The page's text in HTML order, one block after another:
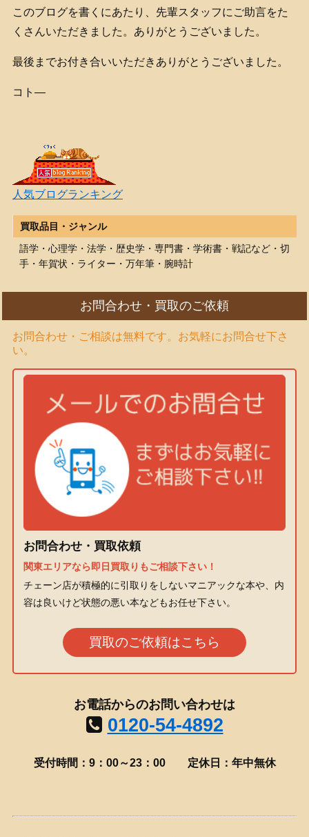
このブログを書くにあたり、先輩スタッフにご助言をた
くさんいただきました。ありがとうございました。
最後までお付き合いいただきありがとうございました。
コト―
人気ブログランキング
買取品目・ジャンル
語学・心理学・法学・歴史学・専門書・学術書・戦記など・切
手・年賀状・ライター・万年筆・腕時計
お問合わせ・買取のご依頼
お問合わせ・ご相談は無料です。お気軽にお問合せ下さ
い。
お問合わせ・買取依頼
関東エリアなら即日買取りもご相談下さい！
チェーン店が積極的に引取りをしないマニアックな本や、内
容は良いけど状態の悪い本などもお任せ下さい。
買取のご依頼はこちら
お電話からのお問い合わせは
0120-54-4892
受付時間：9：00～23：00 定休日：年中無休